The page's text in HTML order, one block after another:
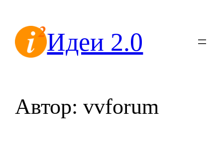
содержимомуИдеи 2.0
Автор:vvforum